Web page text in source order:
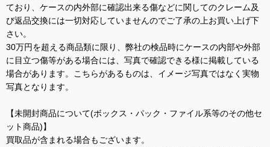
ており、ケースの内外部に確認出来る傷などに関してのクレーム及
び返品交換には一切対応していませんのでご了承の上お買い上げ下
さい。
30万円を超える商品類に限り、弊社の検品時にケースの内部や外部
に目立つ傷等がある場合には、写真で確認できる様に掲載している
場合があります。こちらがあるものは、イメージ写真ではなく実物
写真となります。
【未開封商品について(ボックス・パック・ファイル系等のその他セ
ット商品)】
買取品が含まれる場合もございます。